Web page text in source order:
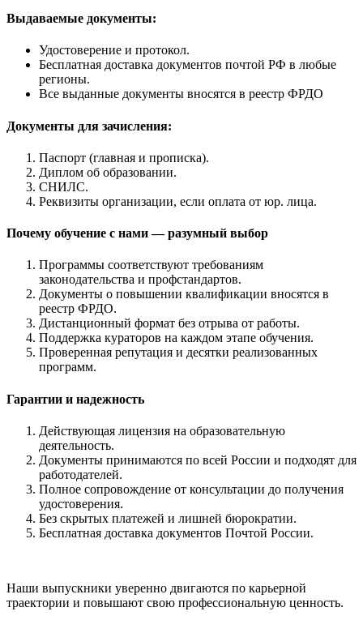
Выдаваемые документы:
Удостоверение и протокол.
Бесплатная доставка документов почтой РФ в любые
регионы.
Все выданные документы вносятся в реестр ФРДО
Документы для зачисления:
Паспорт (главная и прописка).
Диплом об образовании.
СНИЛС.
Реквизиты организации, если оплата от юр. лица.
Почему обучение с нами — разумный выбор
Программы соответствуют требованиям
законодательства и профстандартов.
Документы о повышении квалификации вносятся в
реестр ФРДО.
Дистанционный формат без отрыва от работы.
Поддержка кураторов на каждом этапе обучения.
Проверенная репутация и десятки реализованных
программ.
Гарантии и надежность
Действующая лицензия на образовательную
деятельность.
Документы принимаются по всей России и подходят для
работодателей.
Полное сопровождение от консультации до получения
удостоверения.
Без скрытых платежей и лишней бюрократии.
Бесплатная доставка документов Почтой России.
Наши выпускники уверенно двигаются по карьерной
траектории и повышают свою профессиональную ценность.